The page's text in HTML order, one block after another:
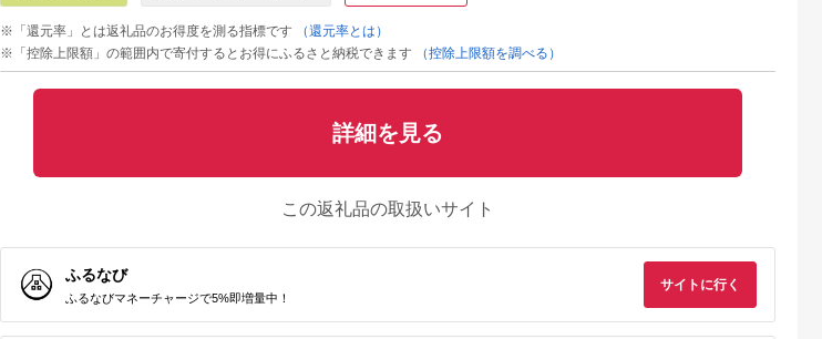
※「還元率」とは返礼品のお得度を測る指標です
（還元率とは）
※「控除上限額」の範囲内で寄付するとお得にふるさと納税できます
（控除上限額を調べる）
詳細を見る
この返礼品の取扱いサイト
ふるなび
ふるなびマネーチャージで5%即増量中！
サイトに行く